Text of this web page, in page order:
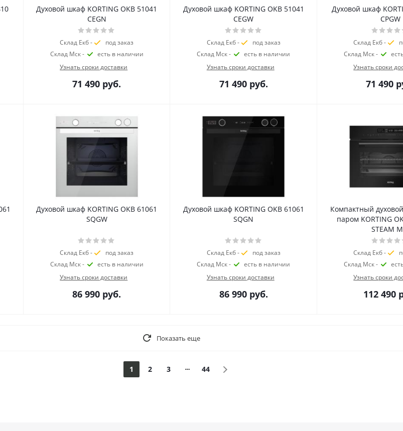
Духовой шкаф KORTING OKB 51041
CEGN
Склад Екб -
под заказ
Склад Мск -
есть в наличии
Узнать сроки доставки
71 490 руб.
Духовой шкаф KORTING OKB 51041
CEGW
Склад Екб -
под заказ
Склад Мск -
есть в наличии
Узнать сроки доставки
71 490руб.
Духовой шкаф
CPGW
Склад Екб -
Склад Мск -
Узнать сроки
71 490
Духовой шкаф KORTING OKB 61061
SQGW
Склад Екб -
под заказ
Склад Мск -
есть в наличии
Узнать сроки доставки
86 990 руб.
Духовой шкаф KORTING OKB 61061
SQGN
Склад Екб -
под заказ
Склад Мск -
есть в наличии
Узнать сроки доставки
86 990руб.
Компактный
паром KORTING
STEAM
Склад Екб -
Склад Мск -
Узнать сроки
112 490
Показать еще
1 2 3 44